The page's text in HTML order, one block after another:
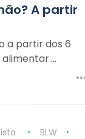
A partir
a partir dos 6
BLW